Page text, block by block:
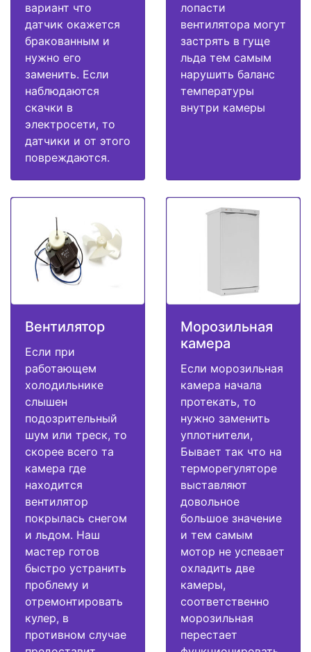
вариант что
датчик окажется
бракованным и
нужно его
заменить. Если
наблюдаются
скачки в
электросети, то
датчики и от этого
повреждаются.
лопасти
вентилятора могут
застрять в гуще
льда тем самым
нарушить баланс
температуры
внутри камеры
Вентилятор
Если при
работающем
холодильнике
слышен
подозрительный
шум или треск, то
скорее всего та
камера где
находится
вентилятор
покрылась снегом
и льдом. Наш
мастер готов
быстро устранить
проблему и
отремонтировать
кулер, в
противном случае
Морозильная
камера
Если морозильная
камера начала
протекать, то
нужно заменить
уплотнители,
Бывает так что на
терморегуляторе
выставляют
довольное
большое значение
и тем самым
мотор не успевает
охладить две
камеры,
соответственно
морозильная
перестает